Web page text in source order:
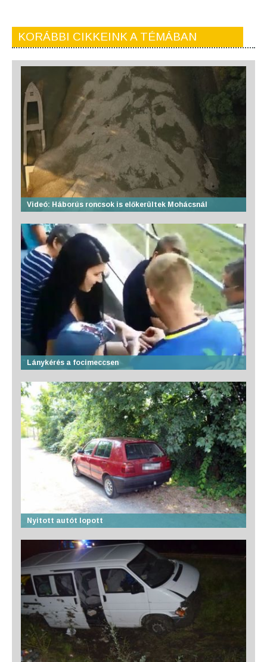
KORÁBBI CIKKEINK A TÉMÁBAN
Videó: Háborús roncsok is előkerültek Mohácsnál
Lánykérés a focimeccsen
Nyitott autót lopott